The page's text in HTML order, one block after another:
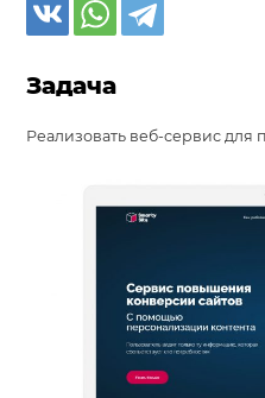
Задача
Реализовать веб-сервис